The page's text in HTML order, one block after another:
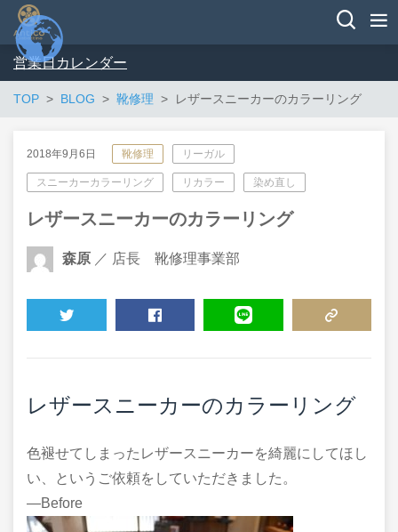
営業日カレンダー
TOP BLOG 靴修理 レザースニーカーのカラーリング
2018年9月6日 靴修理 リーガル
スニーカーカラーリング リカラー 染め直し
レザースニーカーのカラーリング
森原 ／ 店長 靴修理事業部
レザースニーカーのカラーリング
色褪せてしまったレザースニーカーを綺麗にしてほし
い、というご依頼をしていただきました。
―Before